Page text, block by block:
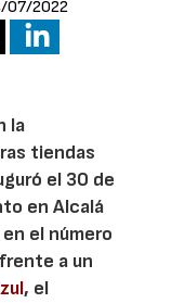
07/2022
la
tiendas
el 30 de
en Alcalá
el número
a un
, el